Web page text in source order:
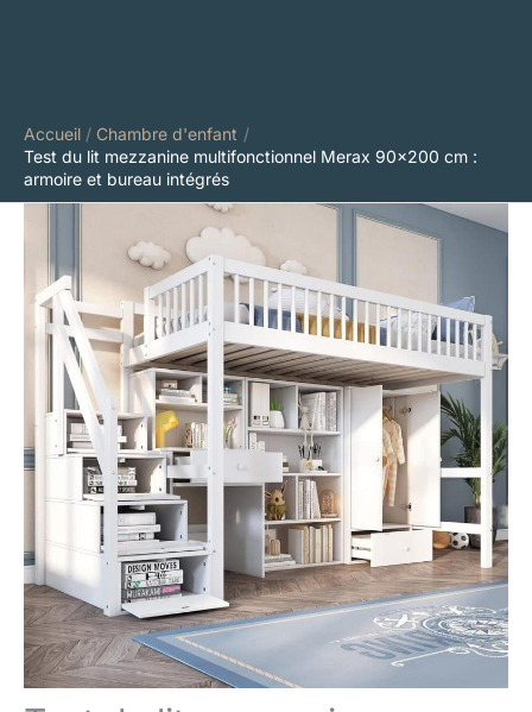
Accueil
Chambre d'enfant
Test du lit mezzanine multifonctionnel Merax 90×200 cm :
armoire et bureau intégrés